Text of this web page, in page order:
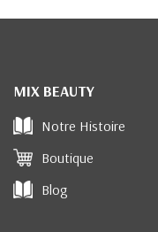
MIX BEAUTY
Notre Histoire
Boutique
Blog